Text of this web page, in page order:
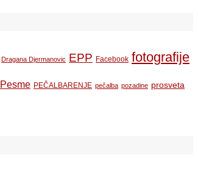
Dragana Djermanovic EPP Facebook fotografije
Pesme PEČALBARENJE pečalba pozadine prosveta